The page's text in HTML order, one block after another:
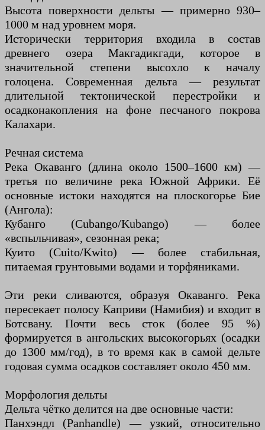
Высота поверхности дельты — примерно 930–
1000 м над уровнем моря.
Исторически территория входила в состав
древнего озера Макгадикгади, которое в
значительной степени высохло к началу
голоцена. Современная дельта — результат
длительной тектонической перестройки и
осадконакопления на фоне песчаного покрова
Калахари.
Речная система
Река Окаванго (длина около 1500–1600 км) —
третья по величине река Южной Африки. Её
основные истоки находятся на плоскогорье Бие
(Ангола):
Кубанго (Cubango/Kubango) — более
«вспыльчивая», сезонная река;
Куито (Cuito/Kwito) — более стабильная,
питаемая грунтовыми водами и торфяниками.
Эти реки сливаются, образуя Окаванго. Река
пересекает полосу Каприви (Намибия) и входит в
Ботсвану. Почти весь сток (более 95 %)
формируется в ангольских высокогорьях (осадки
до 1300 мм/год), в то время как в самой дельте
годовая сумма осадков составляет около 450 мм.
Морфология дельты
Дельта чётко делится на две основные части:
Панхэндл (Panhandle) — узкий, относительно